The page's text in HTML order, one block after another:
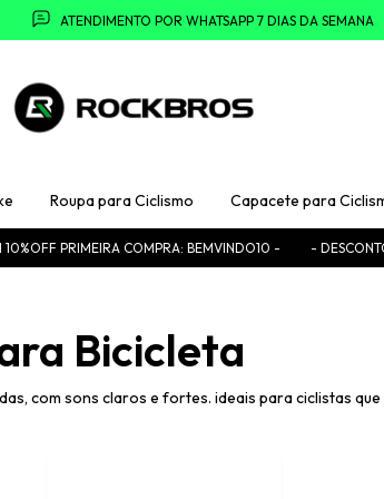
ATENDIMENTO POR WHATSAPP 7 DIAS DA SEMANA
Roupa para Ciclismo Capacete para
PRIMEIRA COMPRA: BEMVINDO10 - - DESCONTO
Bicicleta
com sons claros e fortes. ideais para ciclistas que